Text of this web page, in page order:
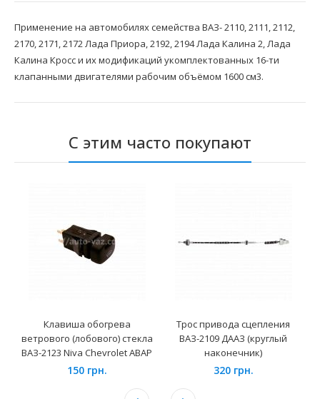
Применение на автомобилях семейства ВАЗ- 2110, 2111, 2112,
2170, 2171, 2172 Лада Приора, 2192, 2194 Лада Калина 2, Лада
Калина Кросс и их модификаций укомплектованных 16-ти
клапанными двигателями рабочим объёмом 1600 см3.
С этим часто покупают
Клавиша обогрева
ветрового (лобового) стекла
ВАЗ-2123 Niva Chevrolet АВАР
150 грн.
Трос привода сцепления
ВАЗ-2109 ДААЗ (круглый
наконечник)
320 грн.